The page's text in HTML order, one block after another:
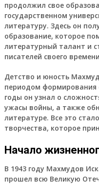
продолжил свое
государственном
литературу. Здесь он
образование, которое
литературный талант и
писателей своего
Детство и юность
периодом формирования
годы он узнал о
ужасы войны, а также
литературе. Все это
творчества, которое
Начало
В 1943 году Махмудов
прошел всю Великую